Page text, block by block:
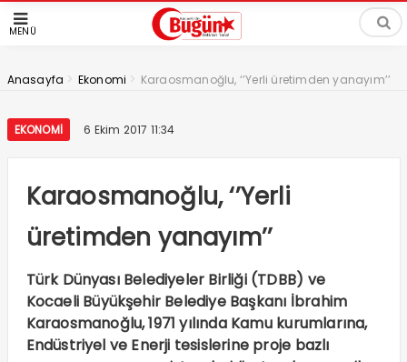
MENÜ
Anasayfa > Ekonomi > Karaosmanoğlu, ‘’Yerli üretimden yanayım’’
EKONOMI 6 Ekim 2017 11:34
Karaosmanoğlu, ‘’Yerli
üretimden yanayım’’
Türk Dünyası Belediyeler Birliği (TDBB) ve
Kocaeli Büyükşehir Belediye Başkanı İbrahim
Karaosmanoğlu, 1971 yılında Kamu kurumlarına,
Endüstriyel ve Enerji tesislerine proje bazlı